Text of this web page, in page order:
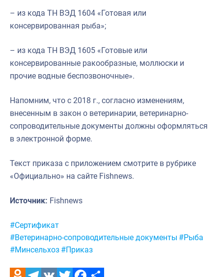
– из кода ТН ВЭД 1604 «Готовая или
консервированная рыба»;
– из кода ТН ВЭД 1605 «Готовые или
консервированные ракообразные, моллюски и
прочие водные беспозвоночные».
Напомним, что с 2018 г., согласно изменениям,
внесенным в закон о ветеринарии, ветеринарно-
сопроводительные документы должны оформляться
в электронной форме.
Текст приказа с приложением смотрите в рубрике
«Официально» на сайте Fishnews.
Источник: Fishnews
Метки:
#Сертификат
#Ветеринарно-сопроводительные документы #Рыба
#Минсельхоз #Приказ